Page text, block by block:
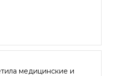
медицинские и